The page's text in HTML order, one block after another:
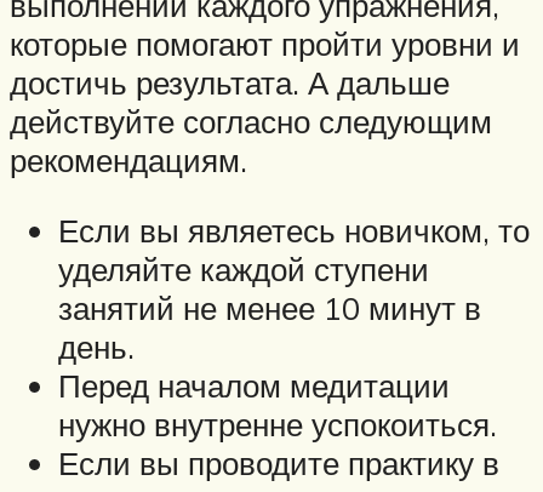
которые помогают пройти уровни и
достичь результата. А дальше
действуйте согласно следующим
рекомендациям.
Если вы являетесь новичком, то
уделяйте каждой ступени
занятий не менее 10 минут в
день.
Перед началом медитации
нужно внутренне успокоиться.
Если вы проводите практику в